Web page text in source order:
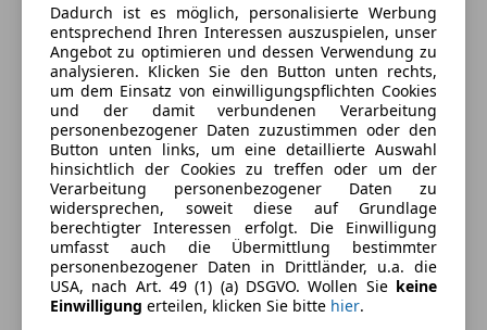
Energieverbrauch
Kraftstoff Diesel
Ausstattung
Komfort
Mehr anzeigen
Dadurch ist es möglich, personalisierte Werbung
entsprechend Ihren Interessen auszuspielen, unser
Angebot zu optimieren und dessen Verwendung zu
analysieren. Klicken Sie den Button unten rechts,
um dem Einsatz von einwilligungspflichten Cookies
und der damit verbundenen Verarbeitung
personenbezogener Daten zuzustimmen oder den
Button unten links, um eine detaillierte Auswahl
hinsichtlich der Cookies zu treffen oder um der
Verarbeitung personenbezogener Daten zu
widersprechen, soweit diese auf Grundlage
berechtigter Interessen erfolgt. Die Einwilligung
umfasst auch die Übermittlung bestimmter
personenbezogener Daten in Drittländer, u.a. die
USA, nach Art. 49 (1) (a) DSGVO. Wollen Sie keine
Einwilligung erteilen, klicken Sie bitte hier.